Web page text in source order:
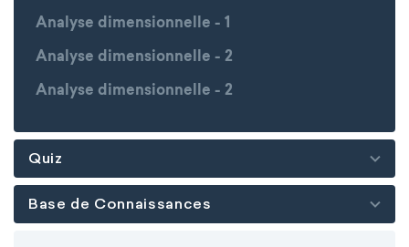
Analyse dimensionnelle - 1
Analyse dimensionnelle - 2
Analyse dimensionnelle - 2
Quiz
Base de Connaissances